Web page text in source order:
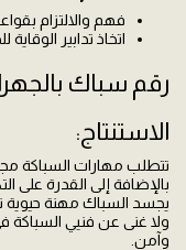
فهم والالتزام
اتخاذ تدابير
رقم سباك بالجهراء |
الاستنتاج:
تتطلب مهارات السباكة
بالإضافة إلى القدرة على
يجسد السباك مهنة حيوية
ولا غنى عن فنيي
وآمن.